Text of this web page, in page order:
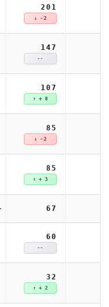
201
↓ -2
147
--
107
↑ + 8
85
↓ -2
85
↑ + 3
67
60
--
32
↑ + 2